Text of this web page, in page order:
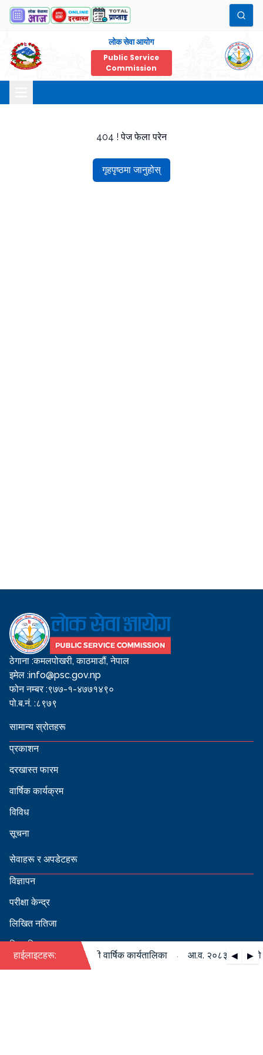
लोक सेवा आयोग
Public Service
Commission
404 ! पेज फेला परेन
गृहपृष्ठमा जानुहोस्
ठेगाना :कमलपोखरी, काठमाडौं, नेपाल
इमेल :info@psc.gov.np
फोन नम्बर :९७७-१-४७७१४९०
पो.ब.नं. :८९७९
सामान्य स्रोतहरू
प्रकाशन
दरखास्त फारम
वार्षिक कार्यक्रम
विविध
सूचना
सेवाहरू र अपडेटहरू
विज्ञापन
परीक्षा केन्द्र
लिखित नतिजा
सिफारिस
हाईलाइटहरू: ◀ ▶
०८४ को पदपूर्ति सम्बन्धी वार्षिक कार्यतालिका आ.व. २०८३/०८४ को